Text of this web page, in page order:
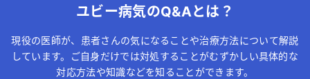
ユビー病気のQ&Aとは？
現役の医師が、患者さんの気になることや治療方法について解説
しています。ご自身だけでは対処することがむずかしい具体的な
対応方法や知識などを知ることができます。